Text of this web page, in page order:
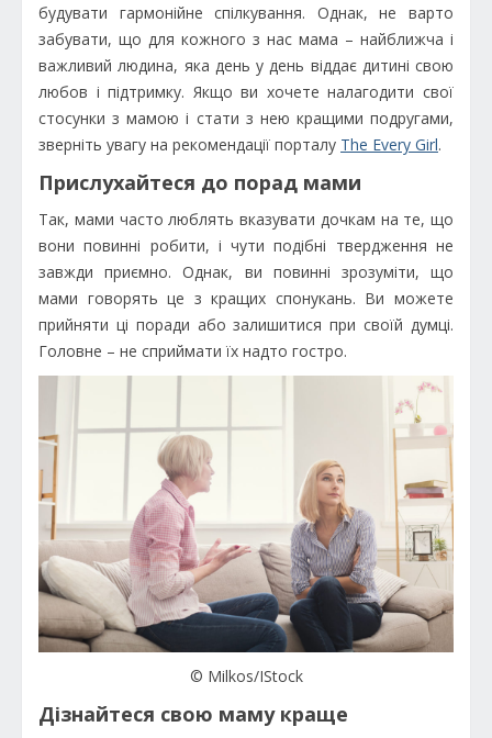
будувати гармонійне спілкування. Однак, не варто
забувати, що для кожного з нас мама – найближча і
важливий людина, яка день у день віддає дитині свою
любов і підтримку. Якщо ви хочете налагодити свої
стосунки з мамою і стати з нею кращими подругами,
зверніть увагу на рекомендації порталу The Every Girl.
Прислухайтеся до порад мами
Так, мами часто люблять вказувати дочкам на те, що
вони повинні робити, і чути подібні твердження не
завжди приємно. Однак, ви повинні зрозуміти, що
мами говорять це з кращих спонукань. Ви можете
прийняти ці поради або залишитися при своїй думці.
Головне – не сприймати їх надто гостро.
© Milkos/IStock
Дізнайтеся свою маму краще